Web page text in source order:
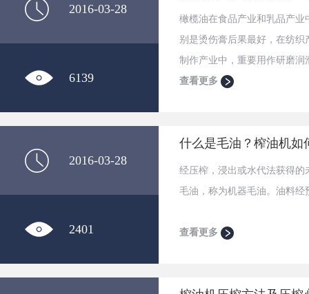
2016-03-28
6139
橄榄油在食品产业和乳品产
别是烫伤膏后果最好，在纺
制作产业中，重要用作研磨
查看更多
2016-03-28
2401
什么是毛油？榨油机如
经压榨，浸出或水代法获得
毛油，称为机器毛油。油料
查看更多